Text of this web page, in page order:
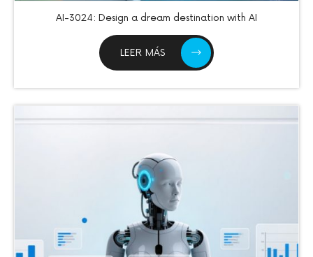
AI-3024: Design a dream destination with AI
LEER MÁS